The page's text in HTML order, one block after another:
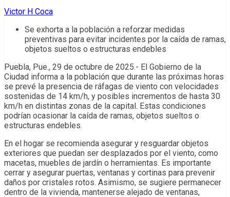
Victor H Coca
Se exhorta a la población a reforzar medidas
preventivas para evitar incidentes por la caída de ramas,
objetos sueltos o estructuras endebles
Puebla, Pue., 29 de octubre de 2025.- El Gobierno de la
Ciudad informa a la población que durante las próximas horas
se prevé la presencia de ráfagas de viento con velocidades
sostenidas de 14 km/h, y posibles incrementos de hasta 30
km/h en distintas zonas de la capital. Estas condiciones
podrían ocasionar la caída de ramas, objetos sueltos o
estructuras endebles.
En el hogar se recomienda asegurar y resguardar objetos
exteriores que puedan ser desplazados por el viento, como
macetas, muebles de jardín o herramientas. Es importante
cerrar y asegurar puertas, ventanas y cortinas para prevenir
daños por cristales rotos. Asimismo, se sugiere permanecer
dentro de la vivienda, mantenerse alejado de ventanas,